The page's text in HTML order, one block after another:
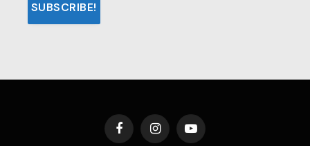
FacebookInstagramYouTube